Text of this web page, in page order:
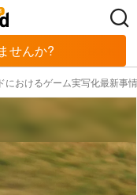
TECH
におけるゲーム実写化最新事情
せんか?